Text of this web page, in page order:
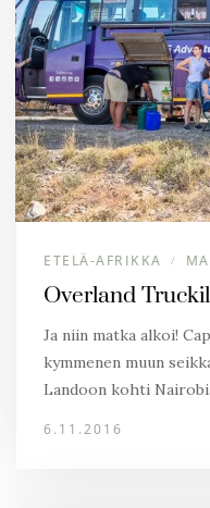
ETELÄ-AFRIKKA /
Overland
Ja niin matka alkoi!
kymmenen muun
Landoon kohti
6.11.2016